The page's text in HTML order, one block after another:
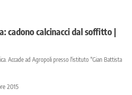
cadono calcinacci dal soffitto |
Accade ad Agropoli presso l'istituto "Gian Battista
2015